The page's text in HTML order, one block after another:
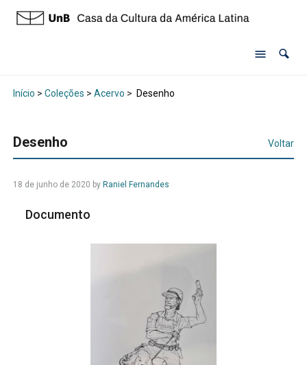
Início > Coleções > Acervo > Desenho
Desenho Voltar
18 de junho de 2020 by Raniel Fernandes
Documento